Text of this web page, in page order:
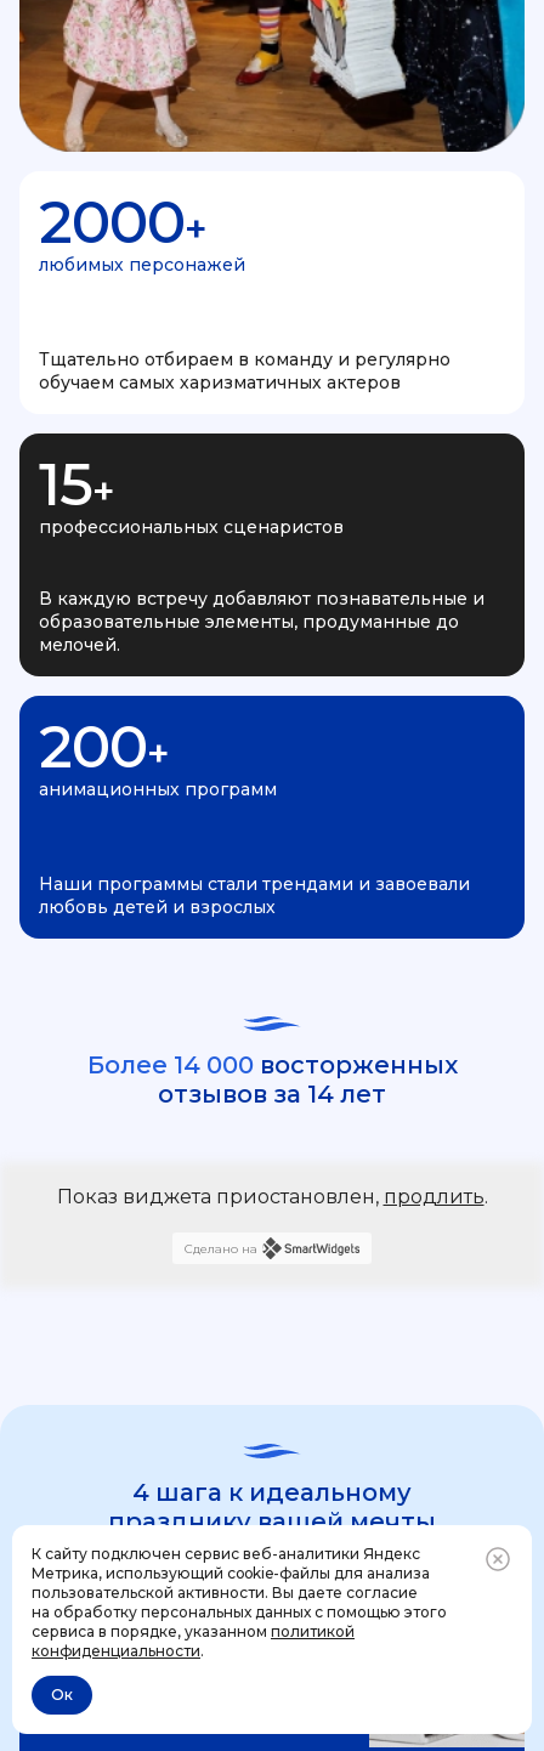
Позвонить+7 (499) 444-31-53
К сайту подключен сервис веб-аналитики Яндекс
Метрика, использующий cookie-файлы для анализа
пользовательской активности. Вы даете согласие
на обработку персональных данных с помощью этого
сервиса в порядке, указанном политикой
конфиденциальности.
Ок
2000+
любимых персонажей
Тщательно отбираем в команду и регулярно
обучаем самых харизматичных актеров
15+
профессиональных сценаристов
В каждую встречу добавляют познавательные и
образовательные элементы, продуманные до
мелочей.
200+
анимационных программ
Наши программы стали трендами и завоевали
любовь детей и взрослых
Более 14 000восторженных
отзывов за 14 лет
Показ виджета приостановлен, продлить.
Сделано на
4 шага к идеальному
празднику вашей мечты
1 шаг